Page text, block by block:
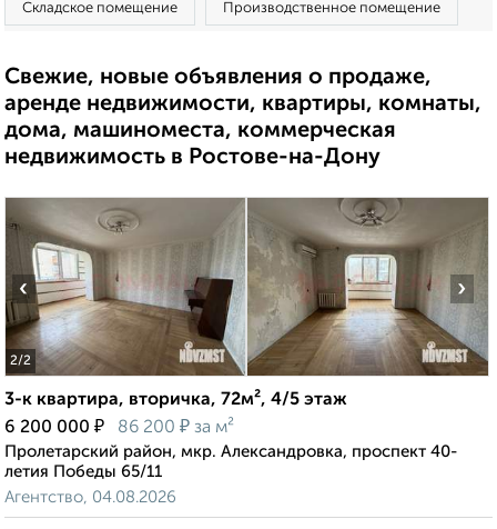
Складское помещение Производственное помещение
Свежие, новые объявления о продаже,
аренде недвижимости, квартиры, комнаты,
дома, машиноместа, коммерческая
недвижимость в Ростове-на-Дону
2/2
‹ ›
3-к квартира, вторичка, 72м², 4/5 этаж
6 200 000 ₽ 86 200 ₽ за м²
Пролетарский район, мкр. Александровка, проспект 40-
летия Победы 65/11
Агентство, 04.08.2026